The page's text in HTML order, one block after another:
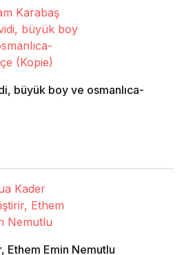
büyük boy ve osmanlıca-
Ethem Emin Nemutlu